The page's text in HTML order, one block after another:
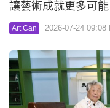
讓藝術成就更多可能
Art Can 2026-07-24 09:08